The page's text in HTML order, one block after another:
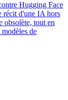
Hugging Face
récit d'une IA hors
obsolète, tout en
de